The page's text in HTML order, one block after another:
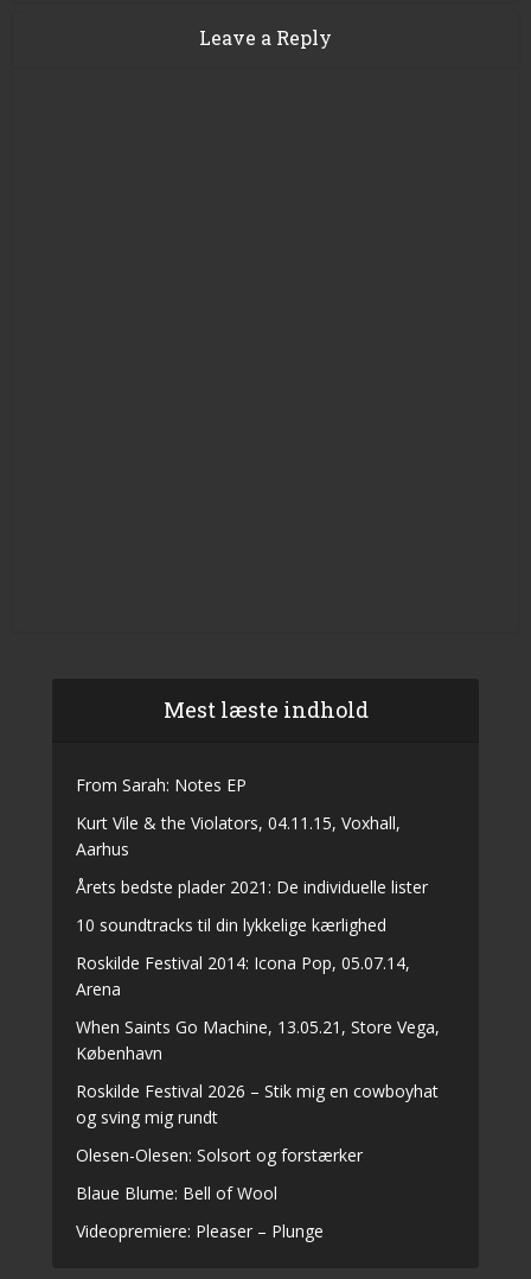
Leave a Reply
Mest læste indhold
From Sarah: Notes EP
Kurt Vile & the Violators, 04.11.15, Voxhall,
Aarhus
Årets bedste plader 2021: De individuelle lister
10 soundtracks til din lykkelige kærlighed
Roskilde Festival 2014: Icona Pop, 05.07.14,
Arena
When Saints Go Machine, 13.05.21, Store Vega,
København
Roskilde Festival 2026 – Stik mig en cowboyhat
og sving mig rundt
Olesen-Olesen: Solsort og forstærker
Blaue Blume: Bell of Wool
Videopremiere: Pleaser – Plunge